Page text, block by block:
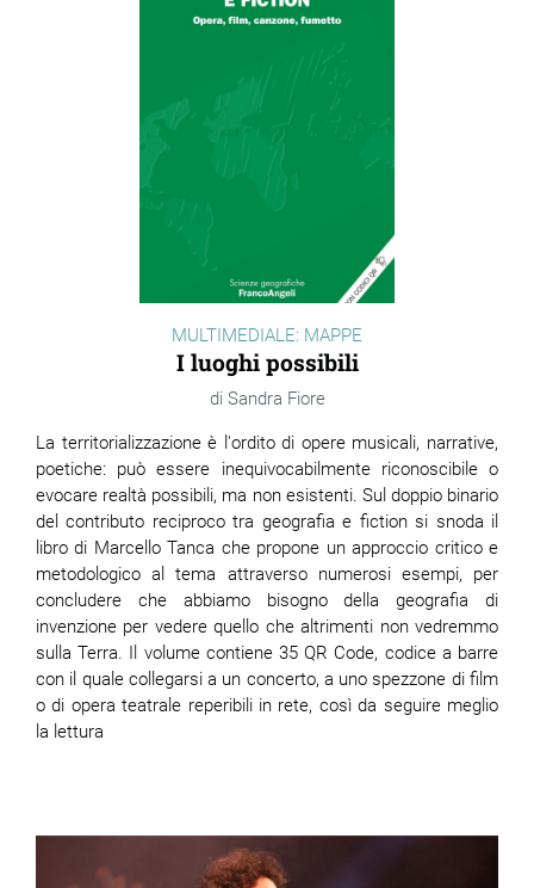
MULTIMEDIALE: MAPPE
I luoghi possibili
Sandra Fiore
La territorializzazione è l'ordito di opere musicali, narrative,
poetiche: può essere inequivocabilmente riconoscibile o
evocare realtà possibili, ma non esistenti. Sul doppio binario
del contributo reciproco tra geografia e fiction si snoda il
libro di Marcello Tanca che propone un approccio critico e
metodologico al tema attraverso numerosi esempi, per
concludere che abbiamo bisogno della geografia di
invenzione per vedere quello che altrimenti non vedremmo
sulla Terra. Il volume contiene 35 QR Code, codice a barre
con il quale collegarsi a un concerto, a uno spezzone di film
o di opera teatrale reperibili in rete, così da seguire meglio
la lettura